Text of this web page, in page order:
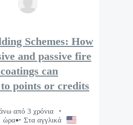
Schemes: How
and passive fire
can
points or credits
από 3 χρόνια
ώρα
Στα αγγλικά